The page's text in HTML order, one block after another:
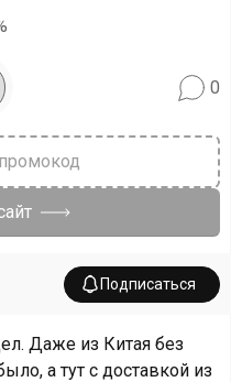
0
Подписаться
Даже из Китая без
а тут с доставкой из